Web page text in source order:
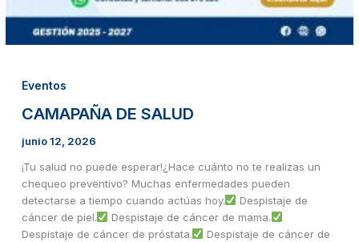
Eventos
CAMAPAÑA DE SALUD
junio 12, 2026
¡Tu salud no puede esperar!¿Hace cuánto no te realizas un
chequeo preventivo? Muchas enfermedades pueden
detectarse a tiempo cuando actúas hoy.
Despistaje de
cáncer de piel.
Despistaje de cáncer de mama.
Despistaje de cáncer de próstata.
Despistaje de cáncer de